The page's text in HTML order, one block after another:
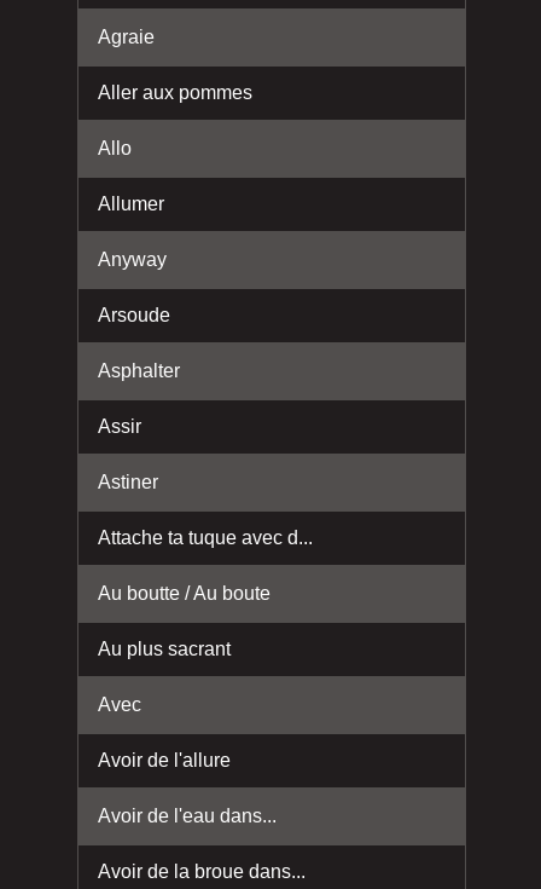
Agraie
Aller aux pommes
Allo
Allumer
Anyway
Arsoude
Asphalter
Assir
Astiner
Attache ta tuque avec d...
Au boutte / Au boute
Au plus sacrant
Avec
Avoir de l'allure
Avoir de l'eau dans...
Avoir de la broue dans...